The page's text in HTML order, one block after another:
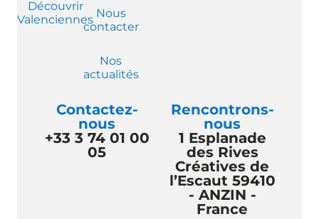
Découvrir
Valenciennes Nous
contacter
Nos
actualités
Contactez-
nous
+33 3 74 01 00
05
Rencontrons-
nous
1 Esplanade
des Rives
Créatives de
l’Escaut 59410
- ANZIN -
France